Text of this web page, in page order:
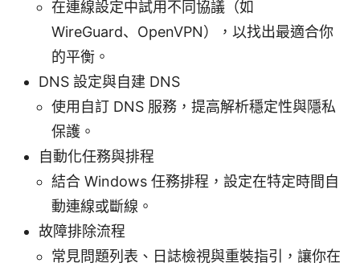
在連線設定中試用不同協議（如
WireGuard、OpenVPN），以找出最適合你
的平衡。
DNS 設定與自建 DNS
使用自訂 DNS 服務，提高解析穩定性與隱私
保護。
自動化任務與排程
結合 Windows 任務排程，設定在特定時間自
動連線或斷線。
故障排除流程
常見問題列表、日誌檢視與重裝指引，讓你在